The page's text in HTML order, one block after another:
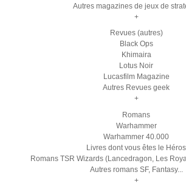
Autres magazines de jeux de
+
Revues (autres)
Black Ops
Khimaira
Lotus Noir
Lucasfilm Magazine
Autres Revues geek
+
Romans
Warhammer
Warhammer 40.000
Livres dont vous êtes le Héros
Romans TSR Wizards (Lancedragon, Les
Autres romans SF, Fantasy...
+